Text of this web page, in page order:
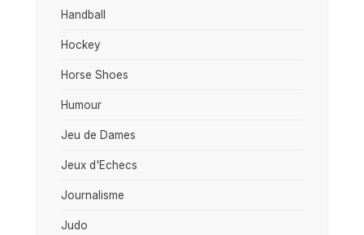
Handball
Hockey
Horse Shoes
Humour
Jeu de Dames
Jeux d'Echecs
Journalisme
Judo